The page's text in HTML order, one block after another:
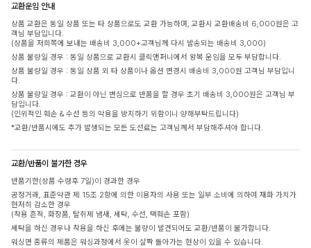
교환운임 안내
상품 교환은 동일 상품 또는 타 상품으로도 교환 가능하며, 교환시 교환배송비 6,000원은 고
객님 부담입니다.
(상품을 저희쪽에 보내는 배송비 3,000+고객님께 다시 발송되는 배송비 3,000)
상품 불량일 경우 : 동일 상품으로 교환시 클릭앤퍼니에서 왕복 운임을 모두 부담합니다.
상품 불량일 경우 : 동일 상품 외 타 상품이나 옵션 변경시 배송비 3,000원 고객님 부담입니
다.
상품 불량일 경우 : 교환이 아닌 변심으로 반품을 할 경우 초기 배송비 3,000원은 고객님 부
담입니다.
(인위적인 훼손 & 수선 등의 악용을 방지하기 위함이니 양해부탁드립니다)
*교환/반품시에도 추가 발생되는 모든 도선료는 고객님께서 부담해주셔야 합니다.
교환/반품이 불가한 경우
반품기한(상품 수령후 7일)이 경과한 경우
공정거래, 표준약관 제 15조 2항에 의한 이용자의 사용 또는 일부 소비에 의하여 재화 가치가
현저히 감소한 경우
(착용 흔적, 화장품, 탈취제 냄새, 세탁, 수선, 택훼손 포함)
세탁을 하신 경우나 착용을 하신 후에는 불량이 발견되어도 교환/반품이 불가합니다.
워싱면 종류의 제품은 워싱과정에서 옷이 살짝 돌아가는 현상이 있을 수 있습니다.